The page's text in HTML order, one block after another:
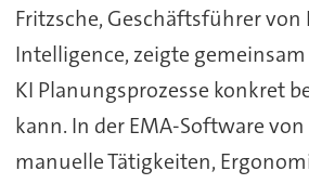
Fritzsche, Geschäftsführer
Intelligence, zeigte
KI Planungsprozesse konkret
kann. In der EMA-Software
manuelle Tätigkeiten,